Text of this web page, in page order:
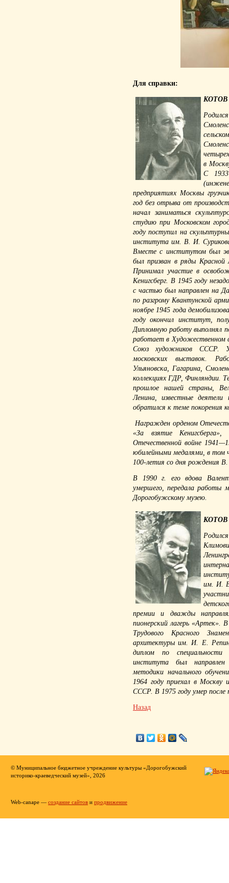
Для справки:
КОТОВ
в
С
предприятиях Москвы
год без отрыва от
начал заниматься
студию при Московском
году поступил на
института им. В. И.
Вместе с институтом был
был призван в ряды
Принимал участие в
Кенигсберг. В 1945 году
с частью был направлен на
по разгрому Квантунской
ноябре 1945 года
году окончил институт,
Дипломную работу выполнял
работает в Художественном
Союз художников СССР.
московских выставок.
Ульяновска, Гагарина,
коллекциях ГДР, Финляндии.
прошлое нашей страны,
Ленина, известные
обратился к теме покорения
Награжден орденом
«За взятие
Отечественной войне
юбилейными медалями, в том
100-летия со дня рождения
В 1990 г. его вдова
умершего, передала
Дорогобужскому музею.
КОТОВ
им. И.
премии и дважды
пионерский лагерь «Артек».
Трудового Красного
архитектуры им. И. Е.
диплом по специальности
института был направлен
методики начального
1964 году приехал в
СССР. В 1975 году умер после
Назад
© Муниципальное бюджетное учреждение культуры «Дорогобужский
историко-краеведческий музей», 2026
Web-canape — создание сайтов и продвижение